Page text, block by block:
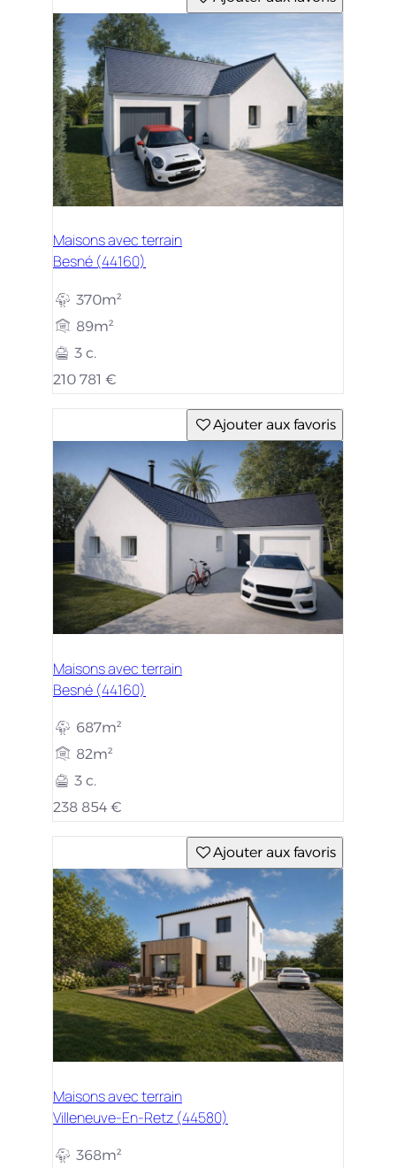
Maisons avec terrain
Besné (44160)
370m²
89m²
3 c.
210 781 €
Ajouter aux favoris
Maisons avec terrain
Besné (44160)
687m²
82m²
3 c.
238 854 €
Ajouter aux favoris
Maisons avec terrain
Villeneuve-En-Retz (44580)
368m²